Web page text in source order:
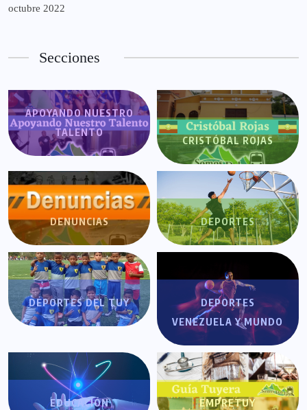
octubre 2022
Secciones
APOYANDO NUESTRO
TALENTO
CRISTÓBAL ROJAS
DENUNCIAS DEPORTES
DEPORTES DEL TUY
DEPORTES
VENEZUELA Y MUNDO
EDUCACIÓN EMPRETUY